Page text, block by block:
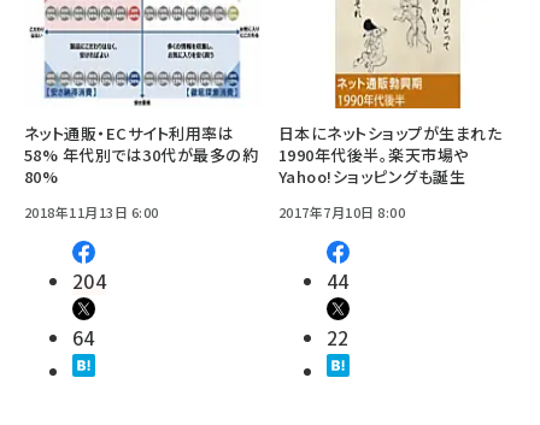
ネット通販・ECサイト利用率は
58% 年代別では30代が最多の約
80%
2018年11月13日 6:00
204
64
日本にネットショップが生まれた
1990年代後半。楽天市場や
Yahoo!ショッピングも誕生
2017年7月10日 8:00
44
22